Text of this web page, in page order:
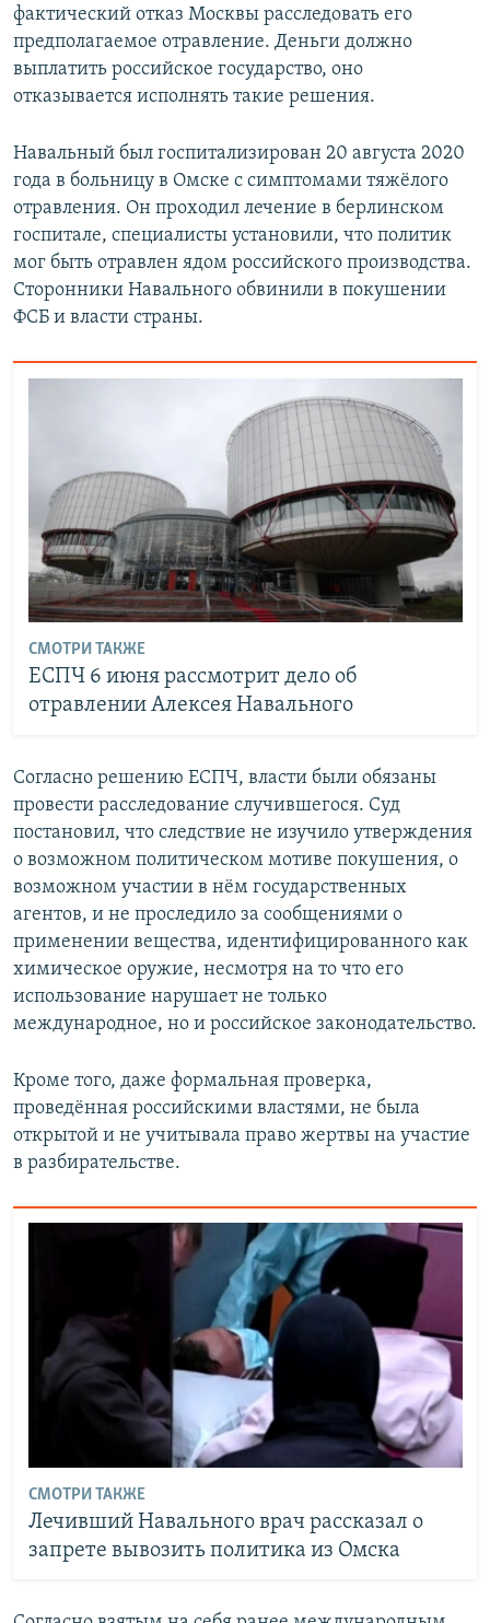
фактический отказ Москвы расследовать его
предполагаемое отравление. Деньги должно
выплатить российское государство, оно
отказывается исполнять такие решения.
Навальный был госпитализирован 20 августа 2020
года в больницу в Омске с симптомами тяжёлого
отравления. Он проходил лечение в берлинском
госпитале, специалисты установили, что политик
мог быть отравлен ядом российского производства.
Сторонники Навального обвинили в покушении
ФСБ и власти страны.
СМОТРИ ТАКЖЕ
ЕСПЧ 6 июня рассмотрит дело об
отравлении Алексея Навального
Согласно решению ЕСПЧ, власти были обязаны
провести расследование случившегося. Суд
постановил, что следствие не изучило утверждения
о возможном политическом мотиве покушения, о
возможном участии в нём государственных
агентов, и не проследило за сообщениями о
применении вещества, идентифицированного как
химическое оружие, несмотря на то что его
использование нарушает не только
международное, но и российское законодательство.
Кроме того, даже формальная проверка,
проведённая российскими властями, не была
открытой и не учитывала право жертвы на участие
в разбирательстве.
СМОТРИ ТАКЖЕ
Лечивший Навального врач рассказал о
запрете вывозить политика из Омска